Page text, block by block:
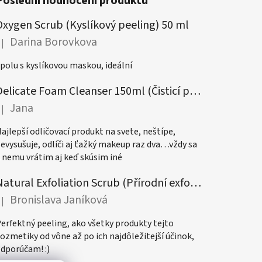
Scrub (Kyslíkový peeling) 50 ml
Hodnocení produktu je 5 z 5 hvězdiček.
| Darina Borovkova
s kyslíkovou maskou, ideální
Delicate Foam Cleanser 150ml (Čisticí pěna)
Hodnocení produktu je 5 z 5 hvězdiček.
| Jana
odličovací produkt na svete, neštípe,
odlíči aj ťažký makeup raz dva…vždy sa
nemu vrátim aj keď skúsim iné
Natural Exfoliation Scrub (Přírodní exfoliační peeling) 50ml
Hodnocení produktu je 5 z 5 hvězdiček.
| Bronislava Janíková
peeling, ako všetky produkty tejto
od vône až po ich najdôležitejší účinok,
:)